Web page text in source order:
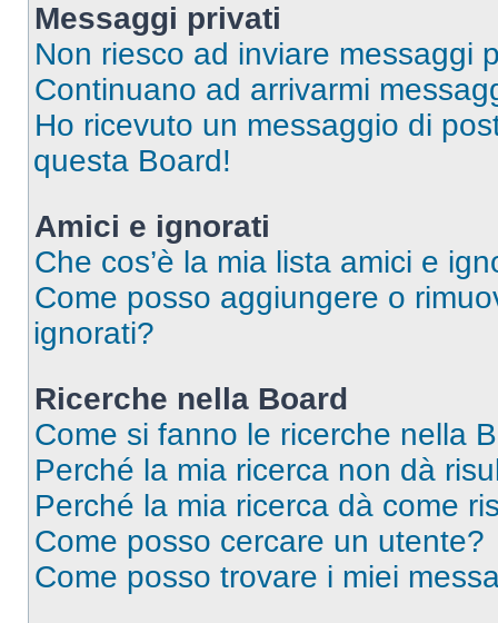
Messaggi privati
Non riesco ad inviare messaggi
Continuano ad arrivarmi
Ho ricevuto un messaggio di
questa Board!
Amici e ignorati
Che cos’è la mia lista amici e
Come posso aggiungere o
ignorati?
Ricerche nella Board
Come si fanno le ricerche nella
Perché la mia ricerca non dà
Perché la mia ricerca dà come
Come posso cercare un utente?
Come posso trovare i miei